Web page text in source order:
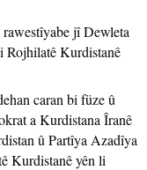
jî Dewleta
Rojhilatê Kurdistanê
caran bi füze û
a Kurdistana Îranê
û Partîya Azadîya
Kurdistanê yên li